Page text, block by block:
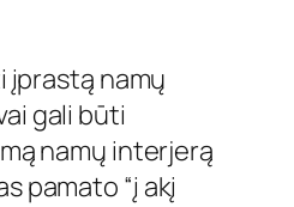
įprastą namų
gali būti
namų interjerą
pamato “į akį